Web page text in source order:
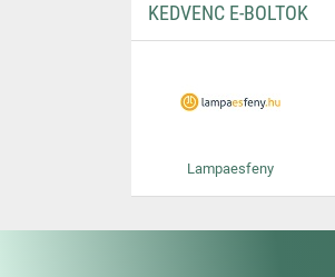
KEDVENC E-BOLTOK
Lampaesfeny